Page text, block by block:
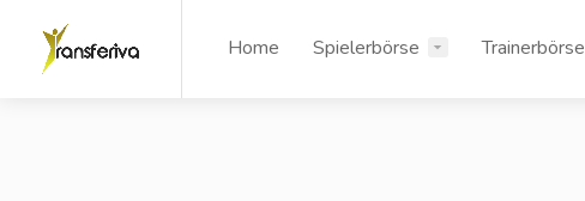
Home Spielerbörse Trainerbörse